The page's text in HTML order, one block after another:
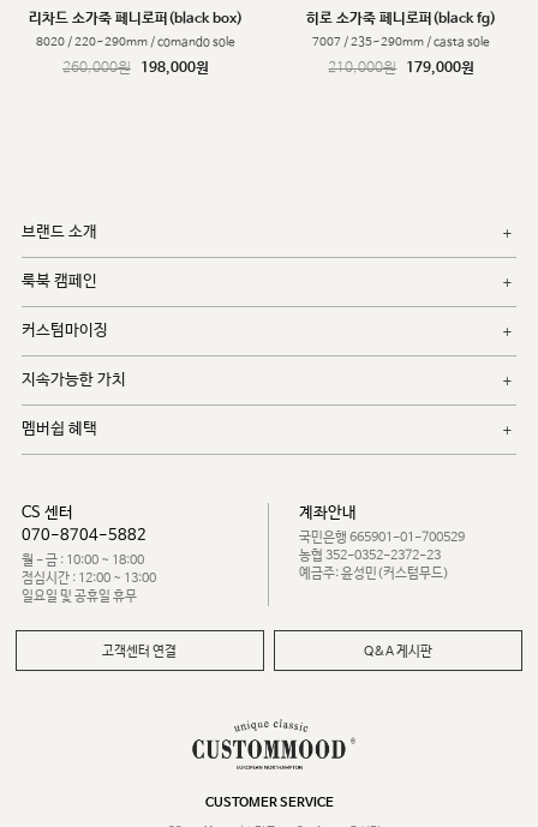
리차드 소가죽 페니로퍼(black box)
8020 / 220~290mm / comando sole
260,000원 198,000원
히로 소가죽 페니로퍼(black fg)
7007 / 235~290mm / casta sole
210,000원 179,000원
브랜드 소개
룩북 캠페인
커스텀마이징
지속가능한 가치
멤버쉽 혜택
CS 센터
070-8704-5882
월 - 금 : 10:00 ~ 18:00
점심시간 : 12:00 ~ 13:00
일요일 및 공휴일 휴무
계좌안내
국민은행 665901-01-700529
농협 352-0352-2372-23
예금주: 윤성민(커스텀무드)
고객센터 연결 Q&A 게시판
CUSTOMER SERVICE